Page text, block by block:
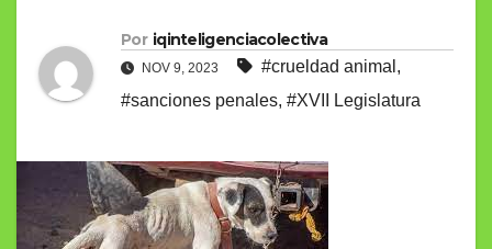
Por iqinteligenciacolectiva
NOV 9, 2023 #crueldad animal ,
#sanciones penales, #XVII Legislatura